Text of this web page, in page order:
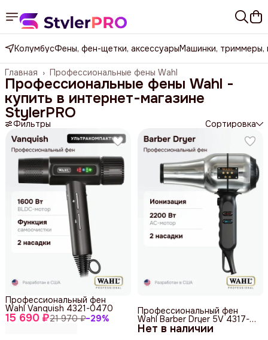
КолумбусФены, фен-щетки, аксессуарыМашинки, триммеры,
Профессиональные фены Wahl
Главная ›
Профессиональные фены Wahl -
купить в интернет-магазине
StylerPRO
Фильтры Сортировка
15 690 ₽21 970 ₽−29%
Профессиональный фен
Wahl Vanquish 4321-0470
Нет в наличии
Профессиональный фен
Wahl Barber Dryer 5V 4317-
0470